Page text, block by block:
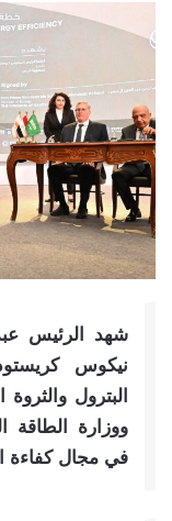
شهد الرئيس
نيكوس
البترول
ووزارة الطاقة
في مجال كفاءة